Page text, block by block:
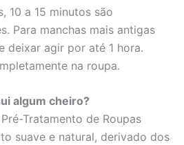
10 a 15 minutos são
Para manchas mais antigas
deixar agir por até 1 hora.
na roupa.
algum cheiro?
Tratamento de Roupas
suave e natural, derivado dos